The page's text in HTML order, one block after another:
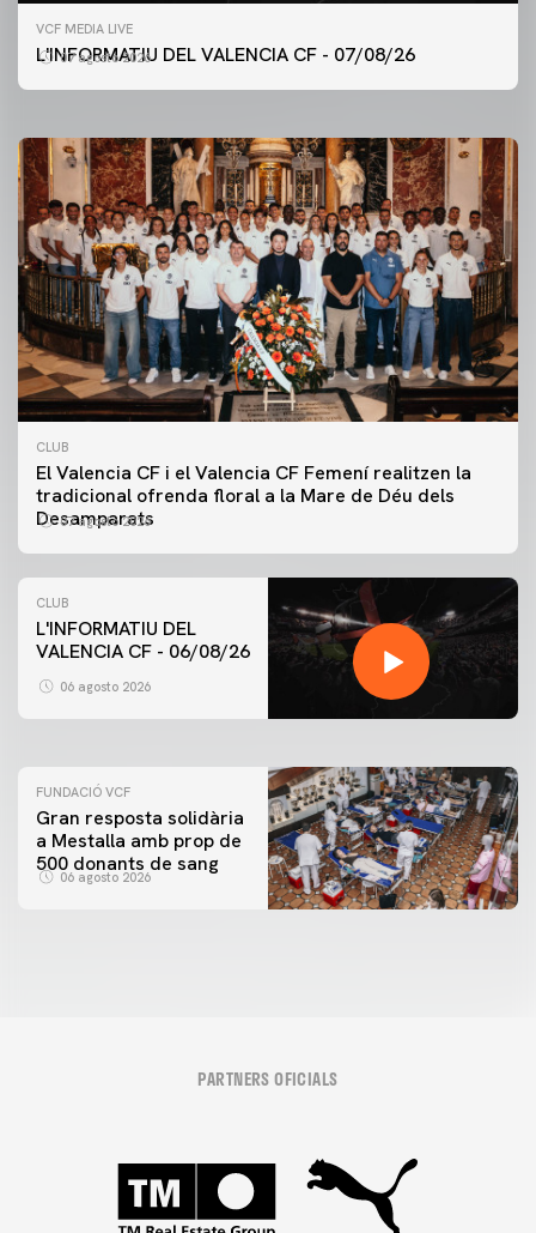
VCF MEDIA LIVE
L'INFORMATIU DEL VALENCIA CF - 07/08/26
07 agosto 2026
PRIMER EQUIP
ENTRENAMENT DEL VALENCIA CF 7/8/2026
CLUB
El Valencia CF i el Valencia CF Femení realitzen la
tradicional ofrenda floral a la Mare de Déu dels
Desamparats
07 agosto 2026
CLUB
L'INFORMATIU DEL
VALENCIA CF - 06/08/26
06 agosto 2026
PRIMER EQUIP
ENTRENAMENT DEL VALENCIA CF 6/8/2026
FUNDACIÓ VCF
Gran resposta solidària
a Mestalla amb prop de
500 donants de sang
06 agosto 2026
PARTNERS OFICIALS